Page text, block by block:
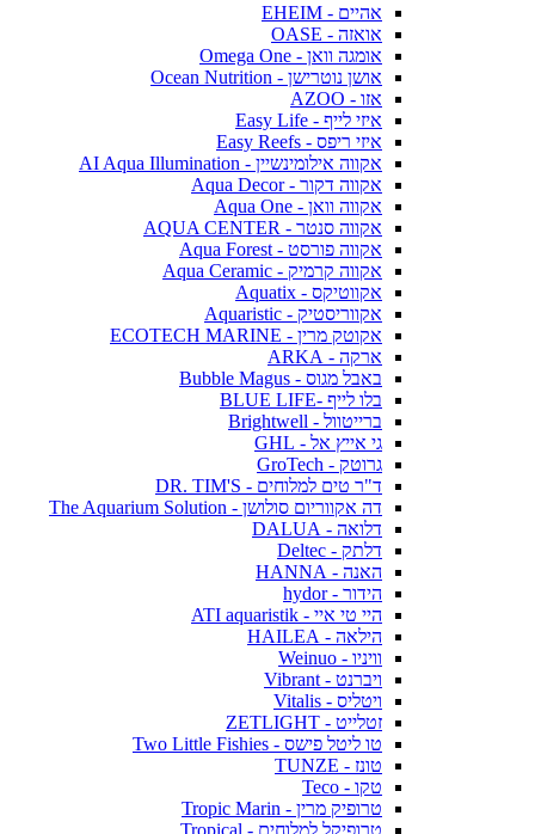
אהיים - EHEIM
אואזה - OASE
אומגה וואן - Omega One
אושן נוטרישן - Ocean Nutrition
אזו - AZOO
איזי לייף - Easy Life
איזי ריפס - Easy Reefs
אקווה אילומינשיין - AI Aqua Illumination
אקווה דקור - Aqua Decor
אקווה וואן - Aqua One
אקווה סנטר - AQUA CENTER
אקווה פורסט - Aqua Forest
אקווה קרמיק - Aqua Ceramic
אקווטיקס - Aquatix
אקווריסטיק - Aquaristic
אקוטק מרין - ECOTECH MARINE
ארקה - ARKA
באבל מגוס - Bubble Magus
בלו לייף -BLUE LIFE
ברייטוול - Brightwell
גי אייץ אל - GHL
גרוטק - GroTech
ד"ר טים למלוחים - DR. TIM'S
דה אקווריום סולושן - The Aquarium Solution
דלואה - DALUA
דלתק - Deltec
האנה - HANNA
הידור - hydor
היי טי איי - ATI aquaristik
הילאה - HAILEA
וויניו - Weinuo
ויברנט - Vibrant
ויטליס - Vitalis
זטלייט - ZETLIGHT
טו ליטל פישס - Two Little Fishies
טונז - TUNZE
טקו - Teco
טרופיק מרין - Tropic Marin
טרופיקל למלוחים - Tropical